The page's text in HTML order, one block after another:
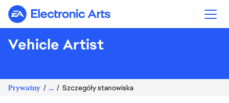
Electronic Arts
Vehicle Artist
Prywatny ... Szczegóły stanowiska